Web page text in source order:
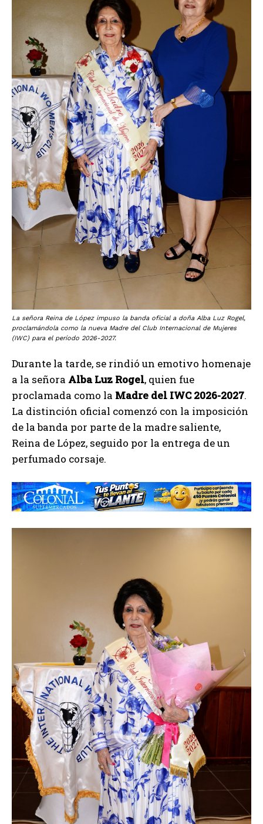
La señora Reina de López impuso la banda oficial a doña Alba Luz Rogel,
proclamándola como la nueva Madre del Club Internacional de Mujeres
(IWC) para el período 2026-2027.
Durante la tarde, se rindió un emotivo homenaje
a la señora Alba Luz Rogel, quien fue
proclamada como la Madre del IWC 2026-2027.
La distinción oficial comenzó con la imposición
de la banda por parte de la madre saliente,
Reina de López, seguido por la entrega de un
perfumado corsaje.